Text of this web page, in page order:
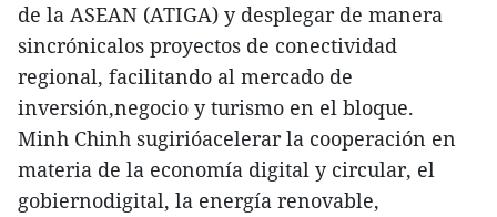
de la ASEAN (ATIGA) y desplegar de manera
sincrónicalos proyectos de conectividad
regional, facilitando al mercado de
inversión,negocio y turismo en el bloque.
Minh Chinh sugirióacelerar la cooperación en
materia de la economía digital y circular, el
gobiernodigital, la energía renovable,